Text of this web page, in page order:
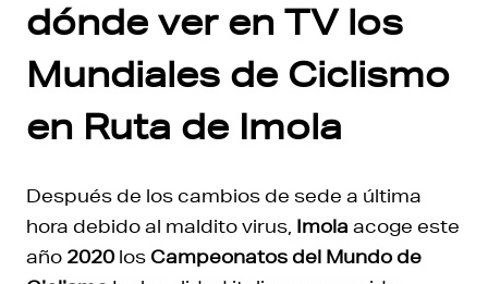
dónde ver en TV los
Mundiales de Ciclismo
en Ruta de Imola
Después de los cambios de sede a última
hora debido al maldito virus, Imola acoge este
año 2020 los Campeonatos del Mundo de